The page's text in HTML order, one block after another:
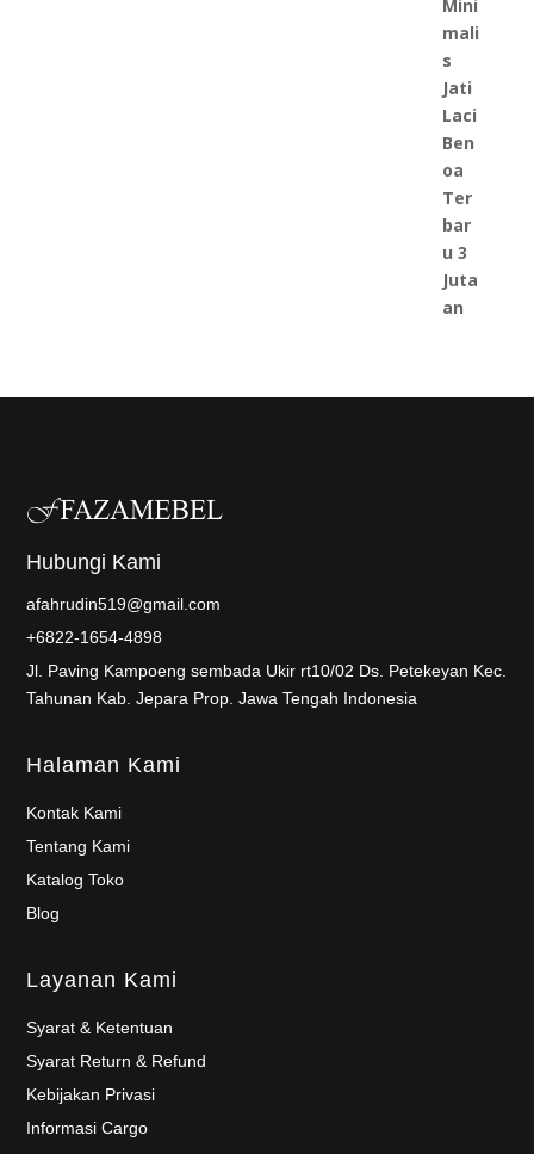
Hubungi Kami
afahrudin519@gmail.com
+6822-1654-4898
Jl. Paving Kampoeng sembada Ukir rt10/02 Ds. Petekeyan Kec.
Tahunan Kab. Jepara Prop. Jawa Tengah Indonesia
Halaman Kami
Kontak Kami
Tentang Kami
Katalog Toko
Blog
Layanan Kami
Syarat & Ketentuan
Syarat Return & Refund
Kebijakan Privasi
Informasi Cargo